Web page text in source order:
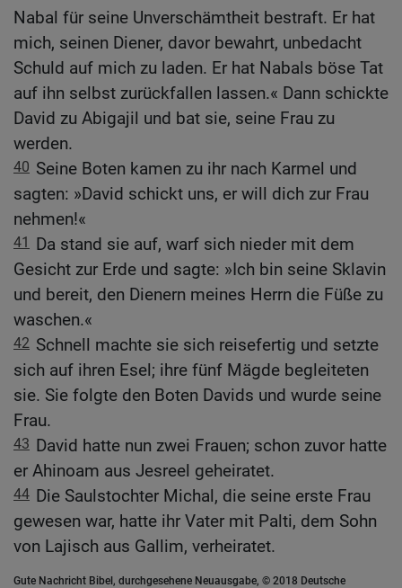
Nabal für seine Unverschämtheit bestraft. Er hat
mich, seinen Diener, davor bewahrt, unbedacht
Schuld auf mich zu laden. Er hat Nabals böse Tat
auf ihn selbst zurückfallen lassen.« Dann schickte
David zu Abigajil und bat sie, seine Frau zu
werden.
40 Seine Boten kamen zu ihr nach Karmel und
sagten: »David schickt uns, er will dich zur Frau
nehmen!«
41 Da stand sie auf, warf sich nieder mit dem
Gesicht zur Erde und sagte: »Ich bin seine Sklavin
und bereit, den Dienern meines Herrn die Füße zu
waschen.«
42 Schnell machte sie sich reisefertig und setzte
sich auf ihren Esel; ihre fünf Mägde begleiteten
sie. Sie folgte den Boten Davids und wurde seine
Frau.
43 David hatte nun zwei Frauen; schon zuvor hatte
er Ahinoam aus Jesreel geheiratet.
44 Die Saulstochter Michal, die seine erste Frau
gewesen war, hatte ihr Vater mit Palti, dem Sohn
von Lajisch aus Gallim, verheiratet.
Gute Nachricht Bibel, durchgesehene Neuausgabe, © 2018 Deutsche